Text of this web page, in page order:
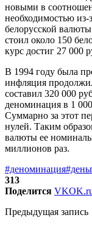
новыми в
необходимостью из-
белорусской
стоил около 150
курс достиг 27 000
В 1994 году была
инфляция
составил 320 000
деноминация в 1
Суммарно за этот
нулей. Таким
валюты ее
миллионов раз.
#деноминация
313
Поделится VK
Предыдущая запись